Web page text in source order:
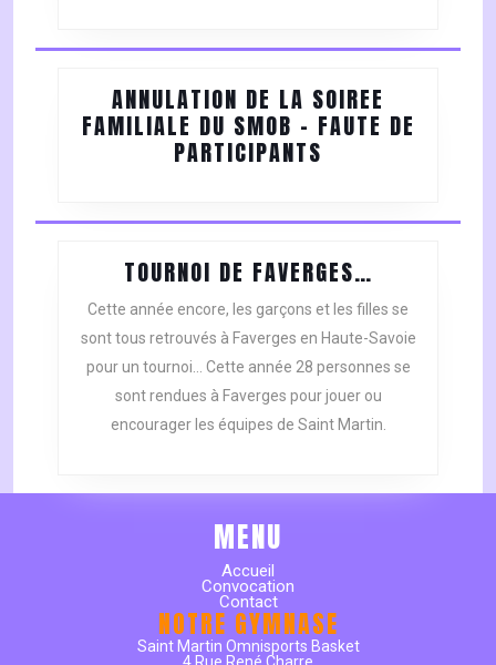
ANNULATION DE LA SOIREE
FAMILIALE DU SMOB – FAUTE DE
PARTICIPANTS
SOIREE
FAMILIALE
DU
SMOB
–
FAUTE
DE
PARTICIPANTS
TOURNOI DE FAVERGES…
DE
FAVERGES…
Cette année encore, les garçons et les filles se
sont tous retrouvés à Faverges en Haute-Savoie
pour un tournoi… Cette année 28 personnes se
sont rendues à Faverges pour jouer ou
encourager les équipes de Saint Martin.
MENU
Accueil
Convocation
Contact
NOTRE GYMNASE
Saint Martin Omnisports Basket